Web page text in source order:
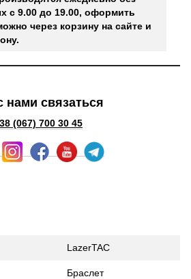
с 9.00 до 19.00, оформить
через корзину на сайте и
нами связаться
(067) 700 30 45
LazerTAC
Браслет